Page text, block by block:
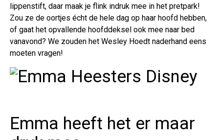
lippenstift, daar maak je flink indruk mee in het pretpark!
Zou ze de oortjes écht de hele dag op haar hoofd hebben,
of gaat het opvallende hoofddeksel ook mee naar bed
vanavond? We zouden het Wesley Hoedt naderhand eens
moeten vragen!
Emma heeft het er maar